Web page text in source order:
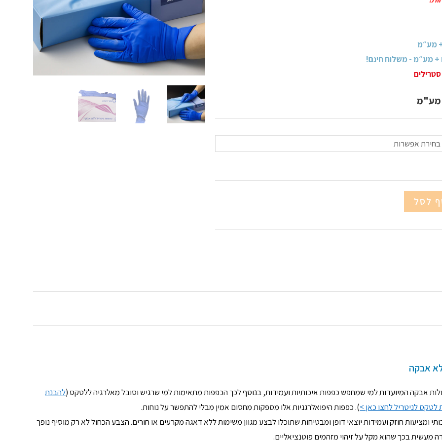
מע"מ
בחירת אפשרות
לסל
אבקה
אבקה המיועדות למי שמחפש כפפות איכותיות ועמידות, בנוסף לכך הכפפות מתאימות למי שרגיש וסובל מאלרגיה ללטקס (להבנת
לטקס לניטריל לחצו כאן >). כפפות היפואלרגניות אלו מספקות מחסום אמין מבלי להתפשר על נוחות.
ומציעות חוזק ועמידות יוצאי דופן ומבטיחות שתוכלו לבצע מגוון משימות ללא דאגה מקרעים או חורים. הצבע הכחול לא רק מוסיף נופך
מעשית בכך שהוא מקל על זיהוי מזהמים פוטנציאליים.